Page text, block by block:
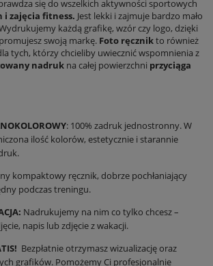
się do wszelkich aktywności sportowych
i zajęcia fitness. Jest lekki i zajmuje bardzo mało
każdą grafikę, wzór czy logo, dzięki
swoją markę. Foto ręcznikto również
tych, którzy chcieliby uwiecznić wspomnienia z
nadruk na całej powierzchni przyciąga
: 100% zadruk jednostronny. W
ilość kolorów, estetycznie i starannie
kompaktowy ręcznik, dobrze pochłaniający
podczas treningu.
Nadrukujemy na nim co tylko chcesz –
napis lub zdjęcie z wakacji.
Bezpłatnie otrzymasz wizualizację oraz
grafików. Pomożemy Ci profesjonalnie